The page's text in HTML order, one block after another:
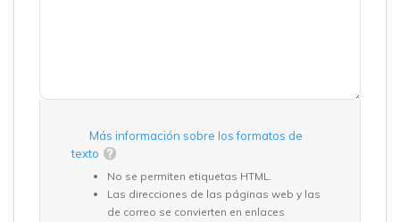
Más información sobre los formatos de
texto
No se permiten etiquetas HTML.
Las direcciones de las páginas web y las
de correo se convierten en enlaces